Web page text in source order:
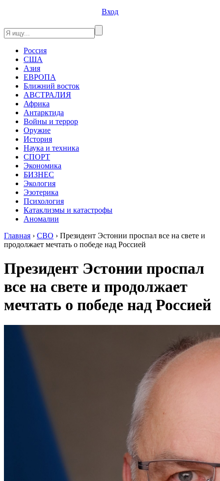
Вход
Россия
США
Азия
ЕВРОПА
Ближний восток
АВСТРАЛИЯ
Африка
Антарктида
Войны и террор
Оружие
История
Наука и техника
СПОРТ
Экономика
БИЗНЕС
Экология
Эзотерика
Психология
Катаклизмы и катастрофы
Аномалии
Главная › СВО › Президент Эстонии проспал все на свете и
продолжает мечтать о победе над Россией
Президент Эстонии проспал
все на свете и продолжает
мечтать о победе над Россией